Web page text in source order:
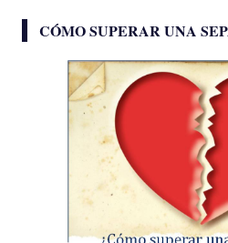
CÓMO SUPERAR UNA